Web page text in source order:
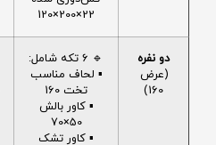
22×200×120
دو نفره
(عرض
160)
🔹 6 تکه شامل:
▪️ لحاف مناسب
تخت 160
▪️ کاور بالش
50×70
▪️ کاور تشک